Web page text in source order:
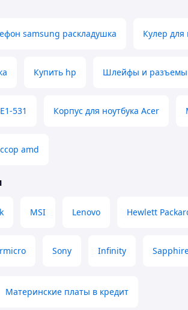
samsung раскладушка Кулер для
Купить hp Шлейфы и разъемы
531 Корпус для ноутбука Acer
amd
MSI Lenovo Hewlett
Sony Infinity
Материнские платы в кредит